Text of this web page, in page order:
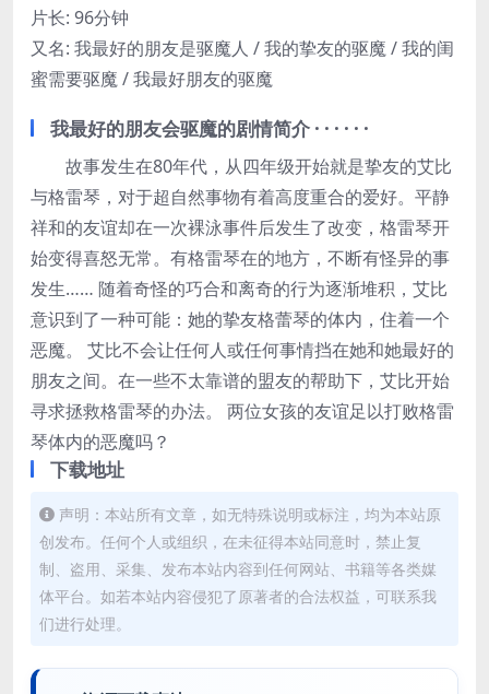
片长: 96分钟
又名: 我最好的朋友是驱魔人 / 我的挚友的驱魔 / 我的闺
蜜需要驱魔 / 我最好朋友的驱魔
我最好的朋友会驱魔的剧情简介 · · · · · ·
故事发生在80年代，从四年级开始就是挚友的艾比
与格雷琴，对于超自然事物有着高度重合的爱好。平静
祥和的友谊却在一次裸泳事件后发生了改变，格雷琴开
始变得喜怒无常。有格雷琴在的地方，不断有怪异的事
发生…… 随着奇怪的巧合和离奇的行为逐渐堆积，艾比
意识到了一种可能：她的挚友格蕾琴的体内，住着一个
恶魔。 艾比不会让任何人或任何事情挡在她和她最好的
朋友之间。在一些不太靠谱的盟友的帮助下，艾比开始
寻求拯救格雷琴的办法。 两位女孩的友谊足以打败格雷
琴体内的恶魔吗？
下载地址
声明：本站所有文章，如无特殊说明或标注，均为本站原
创发布。任何个人或组织，在未征得本站同意时，禁止复
制、盗用、采集、发布本站内容到任何网站、书籍等各类媒
体平台。如若本站内容侵犯了原著者的合法权益，可联系我
们进行处理。